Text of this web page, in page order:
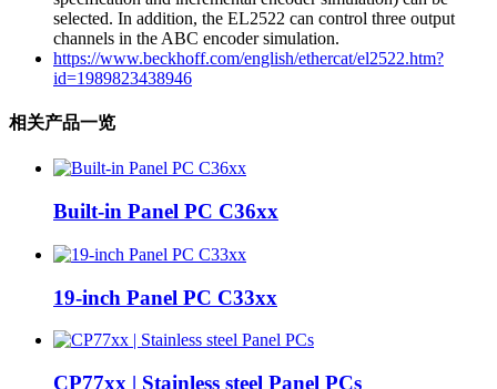
selected. In addition, the EL2522 can control three output
channels in the ABC encoder simulation.
https://www.beckhoff.com/english/ethercat/el2522.htm?
id=1989823438946
相关产品一览
Built-in Panel PC C36xx
19-inch Panel PC C33xx
CP77xx | Stainless steel Panel PCs